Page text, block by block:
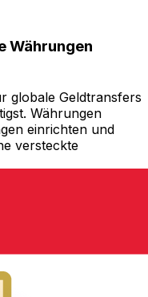
Währungen
globale Geldtransfers
Währungen
einrichten und
versteckte